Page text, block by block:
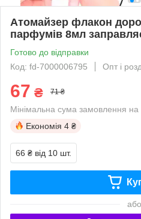
Атомайзер флакон
парфумів 8мл
Готово до відправки
Код: fd-7000006795
Опт і
67 ₴ 71 ₴
Мінімальна сума замовлення
Економія 4 ₴
66 ₴ від 10 шт.
або